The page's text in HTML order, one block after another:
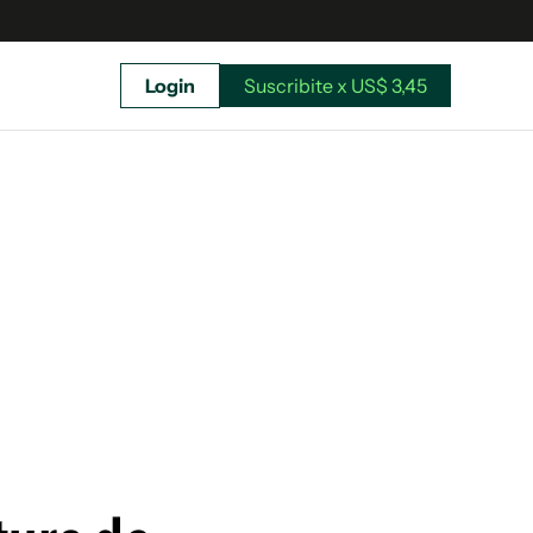
Suscribite x US$ 3,45
Login Suscribite x US$ 3,45